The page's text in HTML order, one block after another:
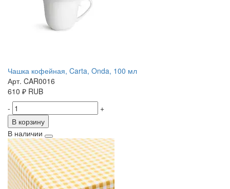
Чашка кофейная, Carta, Onda, 100 мл
Арт. CAR0016
610 ₽ RUB
-
+
В корзину
В наличии